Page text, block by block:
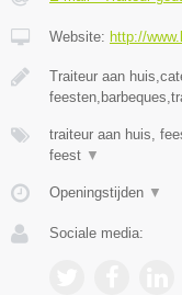
Website: http://
Traiteur aan
traiteur aan huis,
feest ▼
Openingstijden ▼
Sociale media: